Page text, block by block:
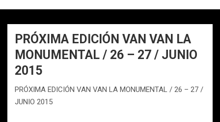
PRÓXIMA EDICIÓN VAN VAN LA
MONUMENTAL / 26 – 27 / JUNIO
2015
PRÓXIMA EDICIÓN VAN VAN LA MONUMENTAL / 26 – 27 /
JUNIO 2015